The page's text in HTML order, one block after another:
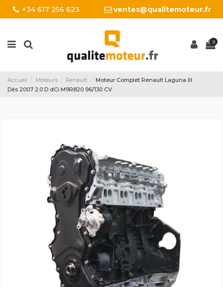
+34 617 256 623 ventes@qualitemoteur.fr
0
Accueil Moteurs Renault
Moteur Complet Renault Laguna III
Dès 2007 2.0 D dCi M9R820 96/130 CV